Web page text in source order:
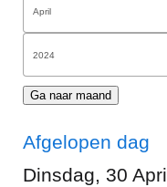
Ga naar maand
Afgelopen dag
Dinsdag, 30